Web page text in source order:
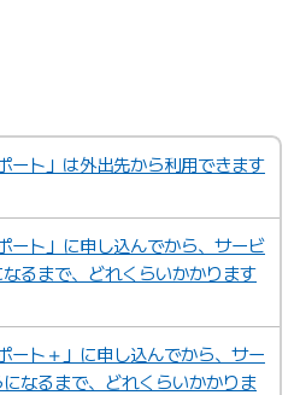
ート」は外出先から利用できます
ート」に申し込んでから、サービ
るまで、どれくらいかかります
ート＋」に申し込んでから、サー
なるまで、どれくらいかかりま